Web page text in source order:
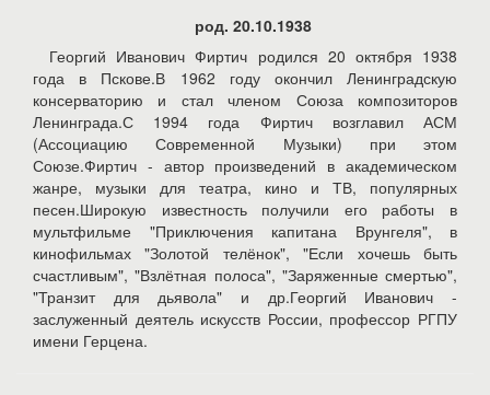
род. 20.10.1938
Георгий Иванович Фиртич родился 20 октября 1938
года в Пскове.В 1962 году окончил Ленинградскую
консерваторию и стал членом Союза композиторов
Ленинграда.С 1994 года Фиртич возглавил АСМ
(Ассоциацию Современной Музыки) при этом
Союзе.Фиртич - автор произведений в академическом
жанре, музыки для театра, кино и ТВ, популярных
песен.Широкую известность получили его работы в
мультфильме "Приключения капитана Врунгеля", в
кинофильмах "Золотой телёнок", "Если хочешь быть
счастливым", "Взлётная полоса", "Заряженные смертью",
"Транзит для дьявола" и др.Георгий Иванович -
заслуженный деятель искусств России, профессор РГПУ
имени Герцена.